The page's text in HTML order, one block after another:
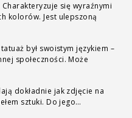
Charakteryzuje się wyraźnymi
kolorów. Jest ulepszoną
był swoistym językiem –
społeczności. Może
dokładnie jak zdjęcie na
sztuki. Do jego…